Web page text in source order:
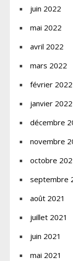
juin 2022
mai 2022
avril 2022
mars 2022
février 2022
janvier 2022
décembre
novembre
octobre
septembre
août 2021
juillet 2021
juin 2021
mai 2021